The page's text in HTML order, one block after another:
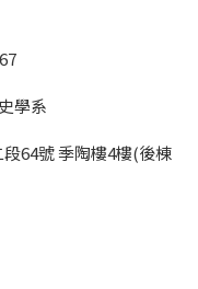
學系
64號 季陶樓4樓(後棟